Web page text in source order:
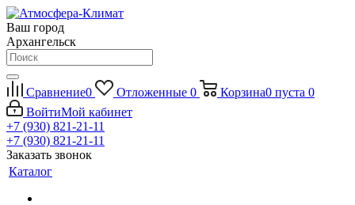
Ваш город
Архангельск
Сравнение0 Отложенные 0 Корзина0 пуста 0
ВойтиМой кабинет
+7 (930) 821-21-11
+7 (930) 821-21-11
Заказать звонок
Каталог